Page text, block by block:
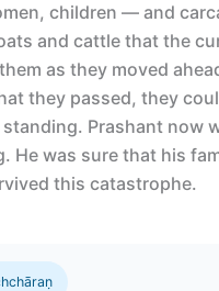
children — and
and cattle that the
as they moved
they passed, they
standing. Prashant now
He was sure that his
this catastrophe.